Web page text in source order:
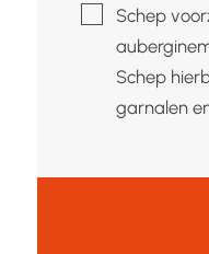
▢Schep
Schep
garnalen